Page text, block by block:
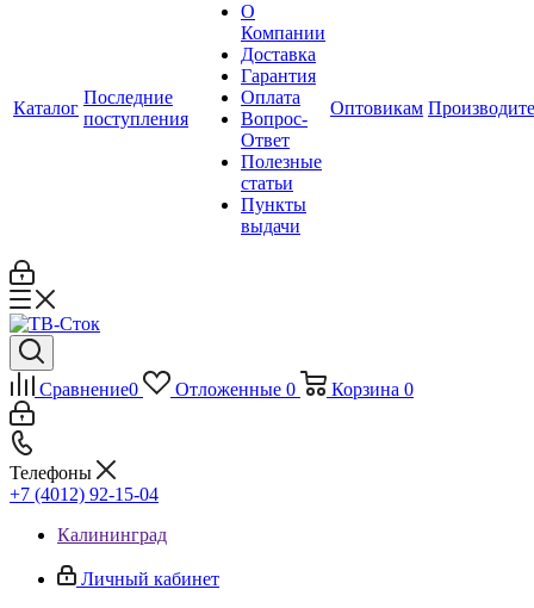
Каталог
Последние
поступления
О
Компании
Доставка
Гарантия
Оплата
Вопрос-
Ответ
Полезные
статьи
Пункты
выдачи
Оптовикам
Сравнение0 Отложенные 0 Корзина 0
Телефоны
+7 (4012) 92-15-04
Калининград
Личный кабинет